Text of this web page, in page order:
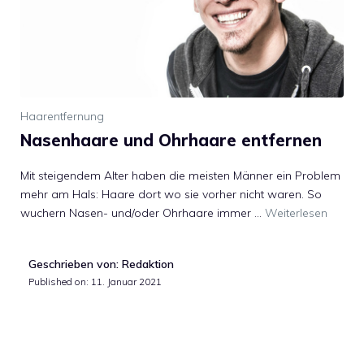
Haarentfernung
Nasenhaare und Ohrhaare entfernen
Mit steigendem Alter haben die meisten Männer ein Problem
mehr am Hals: Haare dort wo sie vorher nicht waren. So
wuchern Nasen- und/oder Ohrhaare immer … Weiterlesen
Geschrieben von: Redaktion
Published on: 11. Januar 2021